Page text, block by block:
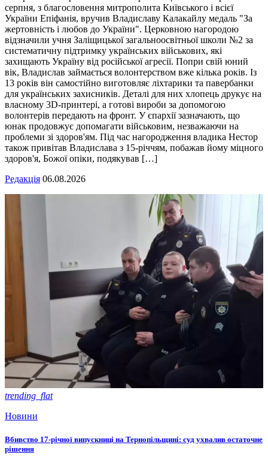
серпня, з благословення митрополита Київського і всієї
України Епіфанія, вручив Владиславу Калакайлу медаль "За
жертовність і любов до України". Церковною нагородою
відзначили учня Заліщицької загальноосвітньої школи №2 за
систематичну підтримку українських військових, які
захищають Україну від російської агресії. Попри свій юний
вік, Владислав займається волонтерством вже кілька років. Із
13 років він самостійно виготовляє ліхтарики та павербанки
для українських захисників. Деталі для них хлопець друкує на
власному 3D-принтері, а готові вироби за допомогою
волонтерів передають на фронт. У єпархії зазначають, що
юнак продовжує допомагати військовим, незважаючи на
проблеми зі здоров'ям. Під час нагородження владика Нестор
також привітав Владислава з 15-річчям, побажав йому міцного
здоров'я, Божої опіки, подякував […]
Редакція 06.08.2026
trending_flat
Новини
Вбивство 17-річної випускниці на Тернопільщині: суд ухвалив остаточне
рішення